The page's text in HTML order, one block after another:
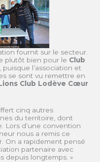
fournit sur le secteur.
plutôt bien pour le Club
puisque l’association et
se sont vu remettre en
Club Lodève Cœur
cinq autres
du territoire, dont
Lors d’une convention
nous a remis ce
On a rapidement pensé
partenaire avec
depuis longtemps. »